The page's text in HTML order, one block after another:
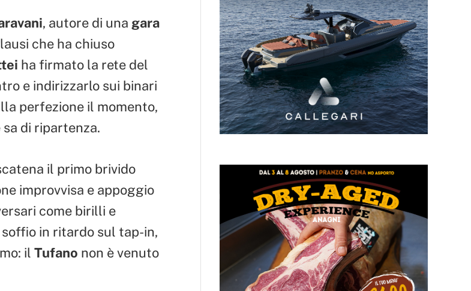
, autore di una gara
che ha chiuso
ha firmato la rete del
e indirizzarlo sui binari
perfezione il momento,
di ripartenza.
il primo brivido
improvvisa e appoggio
come birilli e
in ritardo sul tap-in,
il Tufano non è venuto